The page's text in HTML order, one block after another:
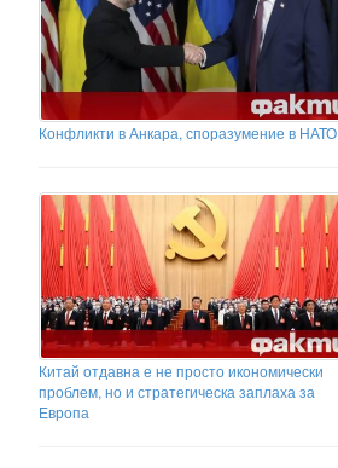
Конфликти в Анкара, споразумение в НАТО
Китай отдавна е не просто икономически
проблем, но и стратегическа заплаха за
Европа